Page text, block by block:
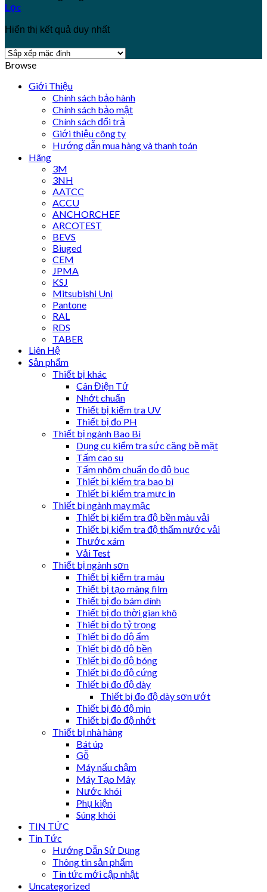
Lọc
Hiển thị kết quả duy nhất
Browse
Giới Thiệu
Chính sách bảo hành
Chính sách bảo mật
Chính sách đổi trả
Giới thiệu công ty
Hướng dẫn mua hàng và thanh toán
Hãng
3M
3NH
AATCC
ACCU
ANCHORCHEF
ARCOTEST
BEVS
Biuged
CEM
JPMA
KSJ
Mitsubishi Uni
Pantone
RAL
RDS
TABER
Liên Hệ
Sản phẩm
Thiết bị khác
Cân Điện Tử
Nhớt chuẩn
Thiết bị kiểm tra UV
Thiết bị đo PH
Thiết bị ngành Bao Bì
Dụng cụ kiểm tra sức căng bề mặt
Tấm cao su
Tấm nhôm chuẩn đo độ bục
Thiết bị kiểm tra bao bì
Thiết bị kiểm tra mực in
Thiết bị ngành may mặc
Thiết bị kiểm tra độ bền màu vải
Thiết bị kiểm tra độ thấm nước vải
Thước xám
Vải Test
Thiết bị ngành sơn
Thiết bị kiểm tra màu
Thiết bị tạo màng film
Thiết bị đo bám dính
Thiết bị đo thời gian khô
Thiết bị đo tỷ trọng
Thiết bị đo độ ẩm
Thiết bị đô độ bền
Thiết bị đo độ bóng
Thiết bị đo độ cứng
Thiết bị đo độ dày
Thiết bị đo độ dày sơn ướt
Thiết bị đô độ mịn
Thiết bị đo độ nhớt
Thiết bị nhà hàng
Bát úp
Gỗ
Máy nấu chậm
Máy Tạo Mây
Nước khói
Phụ kiện
Súng khói
TIN TỨC
Tin Tức
Hướng Dẫn Sử Dụng
Thông tin sản phẩm
Tin tức mới cập nhật
Uncategorized